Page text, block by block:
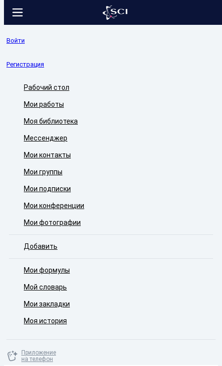
Войти
Регистрация
Рабочий стол
Мои работы
Моя библиотека
Мессенджер
Мои контакты
Мои группы
Мои подписки
Мои конференции
Мои фотографии
Добавить
Мои формулы
Мой словарь
Мои закладки
Моя история
Приложение
на телефон